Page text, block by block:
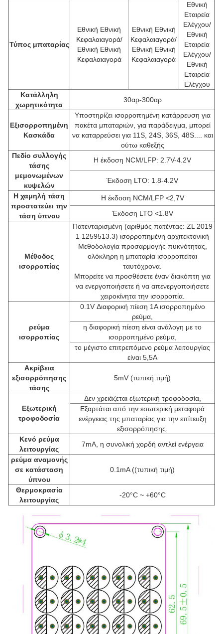
Τύπος μπαταρίας
Εθνική Εθνική
Κεφαλαιαγορά/
Εθνική Εθνική
Κεφαλαιαγορά
Εθνική Εθνική
Κεφαλαιαγορά/
Εθνική Εθνική
Κεφαλαιαγορά
Εθνική
Εταιρεία
Ελέγχου/
Εθνική
Εταιρεία
Ελέγχου/
Εθνική
Εταιρεία
Ελέγχου
Κατάλληλη
χωρητικότητα
30αρ-300αρ
Εξισορροπημένη
Κασκάδα
Υποστηρίζει ισορροπημένη κατάρρευση για
πακέτα μπαταριών, για παράδειγμα, μπορεί
να καταρρεύσει για 11S, 24S, 36S, 48S.... και
ούτω καθεξής
Πεδίο συλλογής
τάσης
μεμονωμένων
κυψελών
Η έκδοση NCM/LFP: 2.7V-4.2V
Έκδοση LTO: 1.8-4.2V
Η χαμηλή τάση
προστατεύει την
τάση ύπνου
Η έκδοση NCM/LFP <2,7V
Έκδοση LTO <1.8V
Μέθοδος
ισορροπίας
Πατενταρισμένη (αριθμός πατέντας: ZL 2019
1 1259513.3) ισορροπημένη αρχιτεκτονική
Μεθοδολογία προσαρμογής πυκνότητας,
ολόκληρη η μπαταρία ισορροπείται
ταυτόχρονα.
Μπορείτε να προσθέσετε έναν διακόπτη για
να ενεργοποιήσετε ή να απενεργοποιήσετε
χειροκίνητα την ισορροπία.
ρεύμα
ισορροπίας
0.1V Διαφορική πίεση 1A ισορροπημένο
ρεύμα,
η διαφορική πίεση είναι ανάλογη με το
ισορροπημένο ρεύμα,
το μέγιστο επιτρεπόμενο ρεύμα λειτουργίας
είναι 5,5A
Ακρίβεια
εξισορρόπησης
τάσης
5mV (τυπική τιμή)
Εξωτερική
τροφοδοσία
Δεν χρειάζεται εξωτερική τροφοδοσία,
Εξαρτάται από την εσωτερική μεταφορά
ενέργειας της μπαταρίας για την επίτευξη
εξισορρόπησης.
Κενό ρεύμα
λειτουργίας
7mA, η συνολική χορδή αντλεί ενέργεια
ρεύμα αναμονής
σε κατάσταση
ύπνου
0.1mA ((τυπική τιμή)
Θερμοκρασία
λειτουργίας
-20°C ~ +60°C